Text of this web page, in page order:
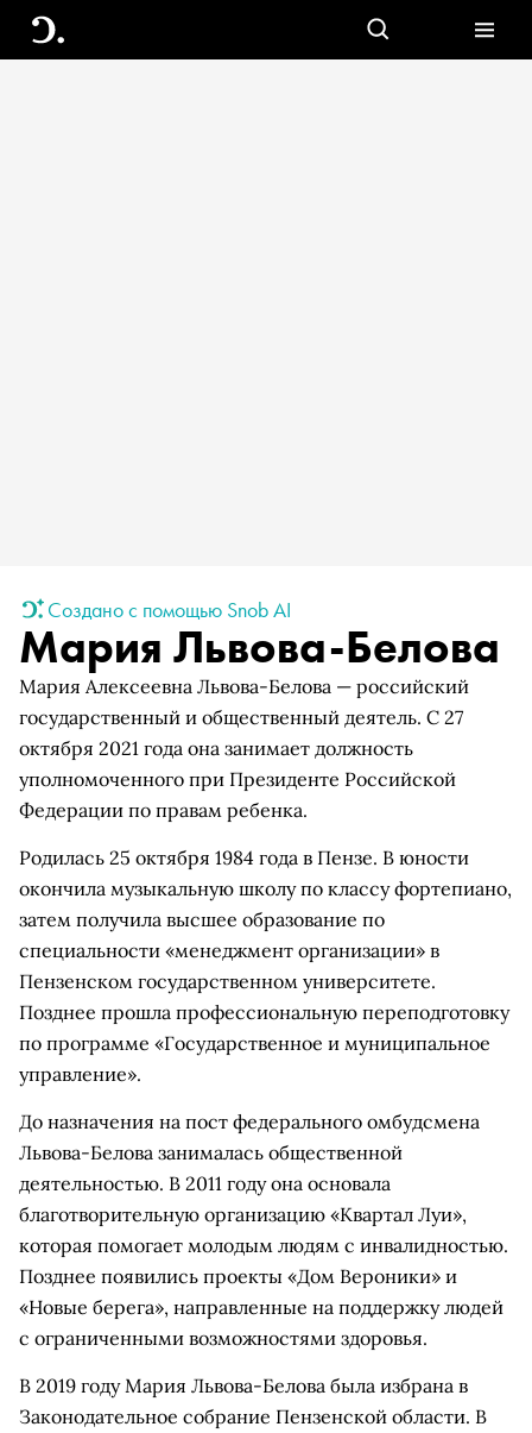
Создано с помощью Snob AI
Мария Львова-Белова
Мария Алексеевна Львова-Белова — российский
государственный и общественный деятель. С 27
октября 2021 года она занимает должность
уполномоченного при Президенте Российской
Федерации по правам ребенка.
Родилась 25 октября 1984 года в Пензе. В юности
окончила музыкальную школу по классу фортепиано,
затем получила высшее образование по
специальности «менеджмент организации» в
Пензенском государственном университете.
Позднее прошла профессиональную переподготовку
по программе «Государственное и муниципальное
управление».
До назначения на пост федерального омбудсмена
Львова-Белова занималась общественной
деятельностью. В 2011 году она основала
благотворительную организацию «Квартал Луи»,
которая помогает молодым людям с инвалидностью.
Позднее появились проекты «Дом Вероники» и
«Новые берега», направленные на поддержку людей
с ограниченными возможностями здоровья.
В 2019 году Мария Львова-Белова была избрана в
Законодательное собрание Пензенской области. В